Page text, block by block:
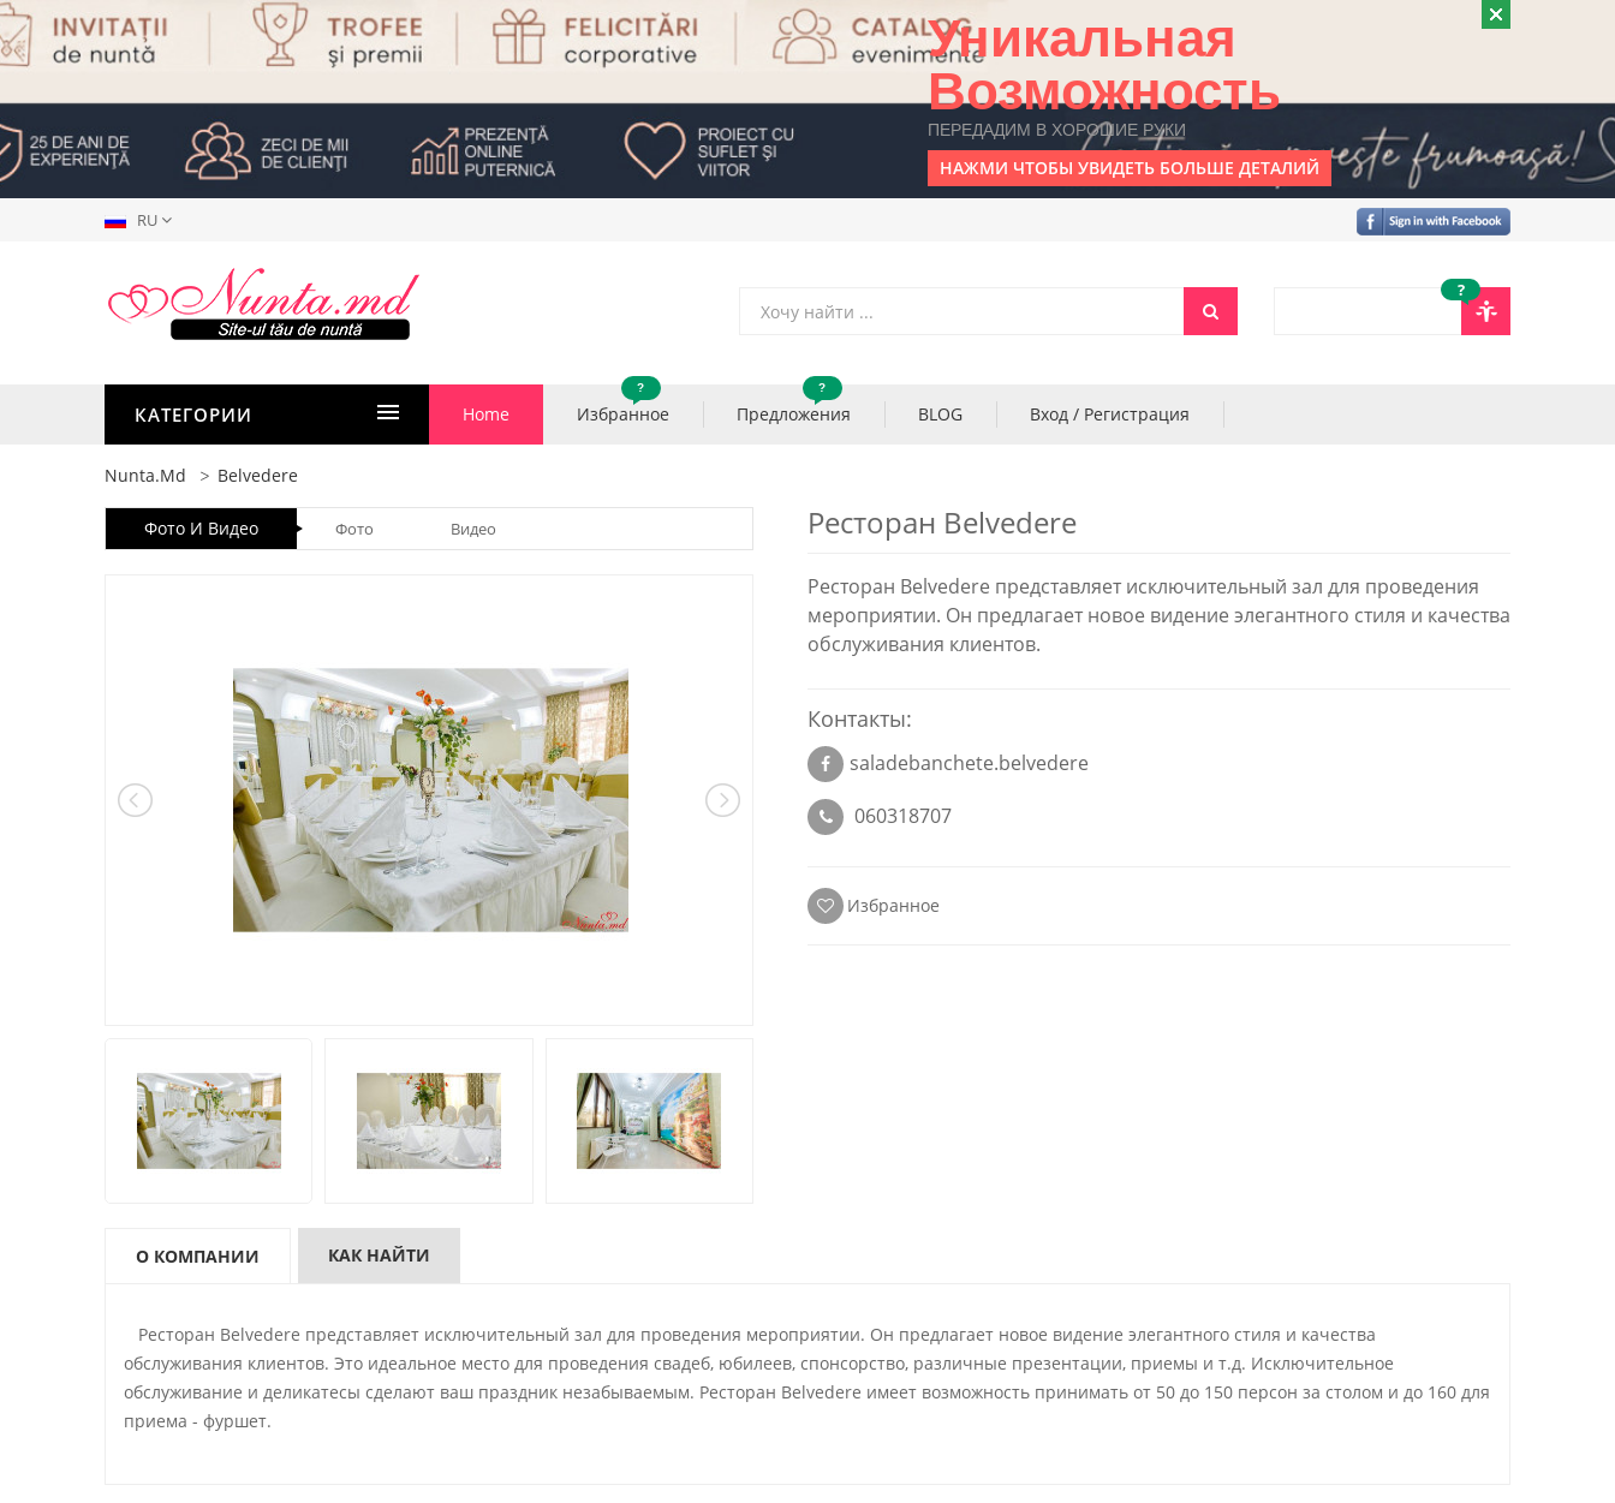
Уникальная
Возможность
ПЕРЕДАДИМ В ХОРОШИЕ РУКИ
НАЖМИ ЧТОБЫ УВИДЕТЬ БОЛЬШЕ ДЕТАЛИЙ
RU
?
КАТЕГОРИИ Home Избранное
?
Предложения
?
BLOG Вход / Регистрация
Nunta.md Belvedere
Фото И Видео Фото Видео Ресторан Belvedere
Ресторан Belvedere представляет исключительный зал для проведения
мероприятии. Он предлагает новое видение элегантного стиля и качества
обслуживания клиентов.
Контакты:
saladebanchete.belvedere
060318707
Избранное
О КОМПАНИИ КАК НАЙТИ
Ресторан Belvedere представляет исключительный зал для проведения мероприятии. Он предлагает новое видение элегантного стиля и качества
обслуживания клиентов. Это идеальное место для проведения свадеб, юбилеев, спонсорство, различные презентации, приемы и т.д. Исключительное
обслуживание и деликатесы сделают ваш праздник незабываемым. Ресторан Belvedere имеет возможность принимать от 50 до 150 персон за столом и до 160 для
приема - фуршет.